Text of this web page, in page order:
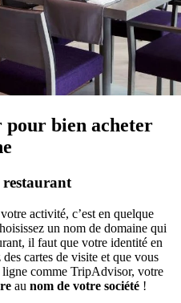
pour bien acheter
restaurant
activité, c’est en quelque
un nom de domaine qui
il faut que votre identité en
cartes de visite et que vous
ligne comme TripAdvisor, votre
au nom de votre société !